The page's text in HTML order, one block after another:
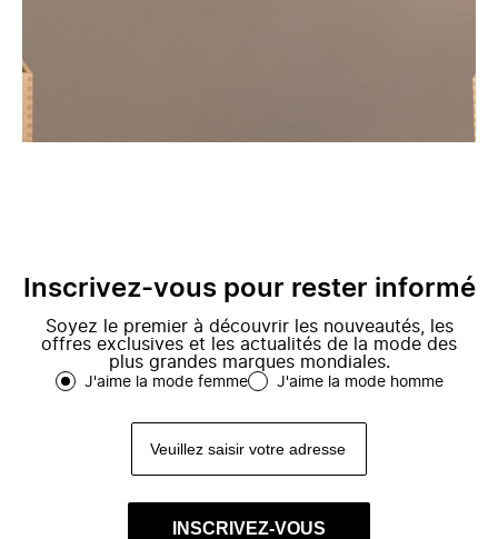
Inscrivez-vous pour rester informé
Soyez le premier à découvrir les nouveautés, les
offres exclusives et les actualités de la mode des
plus grandes marques mondiales.
J'aime la mode femme J'aime la mode homme
INSCRIVEZ-VOUS